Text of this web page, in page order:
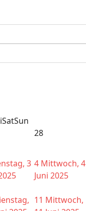
SatSun
28
3 4 Mittwoch, 4
Juni 2025
11 Mittwoch,